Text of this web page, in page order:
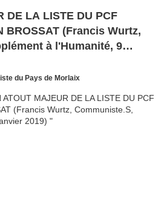
DE LA LISTE DU PCF
BROSSAT (Francis Wurtz,
à l'Humanité, 9
du Pays de Morlaix